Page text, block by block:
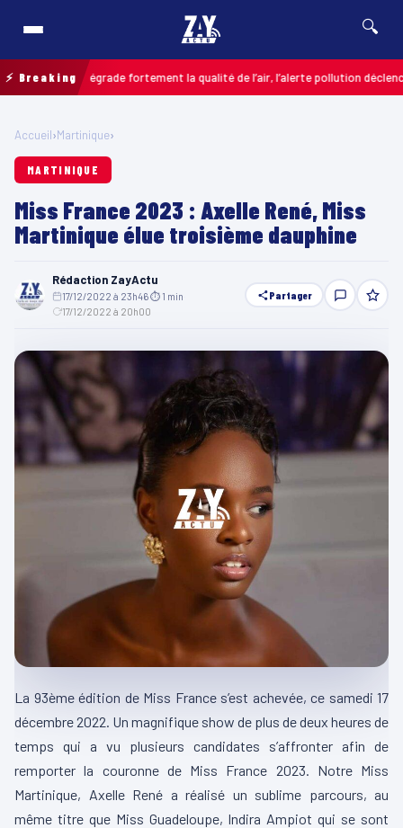
🔍
⚡ Breakingdégrade fortement la qualité de l’air, l’alerte pollution déclenchée
Accueil›Martinique›
MARTINIQUE
Miss France 2023 : Axelle René, Miss
Martinique élue troisième dauphine
Rédaction ZayActu
17/12/2022 à 23h46⏱ 1 min
17/12/2022 à 20h00
Partager
La 93ème édition de Miss France s’est achevée, ce samedi 17
décembre 2022. Un magnifique show de plus de deux heures de
temps qui a vu plusieurs candidates s’affronter afin de
remporter la couronne de Miss France 2023. Notre Miss
Martinique, Axelle René a réalisé un sublime parcours, au
même titre que Miss Guadeloupe, Indira Ampiot qui se sont